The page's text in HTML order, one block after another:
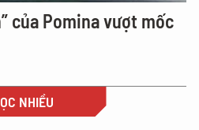
của Pomina vượt mốc
NHIỀU